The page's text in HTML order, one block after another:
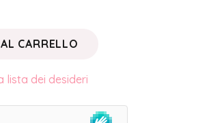
CARRELLO
lista dei desideri